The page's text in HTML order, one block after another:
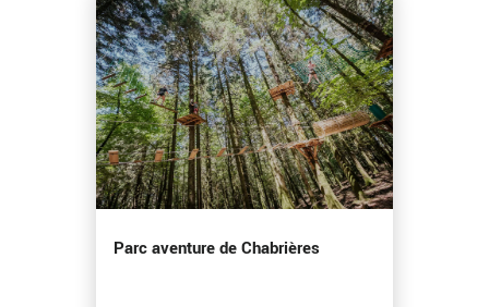
Parc aventure de Chabrières